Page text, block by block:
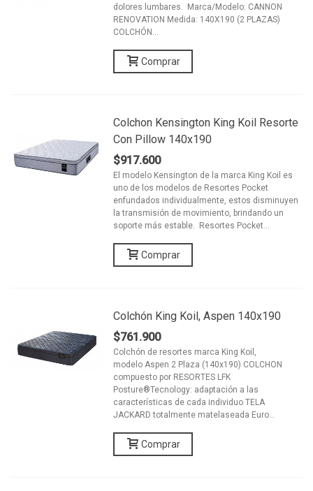
dolores lumbares. Marca/Modelo: CANNON
RENOVATION Medida: 140X190 (2 PLAZAS)
COLCHÓN...
Comprar
Colchon Kensington King Koil Resorte
Con Pillow 140x190
$917.600
El modelo Kensington de la marca King Koil es
uno de los modelos de Resortes Pocket
enfundados individualmente, estos disminuyen
la transmisión de movimiento, brindando un
soporte más estable. Resortes Pocket...
Comprar
Colchón King Koil, Aspen 140x190
$761.900
Colchón de resortes marca King Koil,
modelo Aspen 2 Plaza (140x190) COLCHON
compuesto por RESORTES LFK
Posture®Tecnology: adaptación a las
características de cada individuo TELA
JACKARD totalmente matelaseada Euro...
Comprar